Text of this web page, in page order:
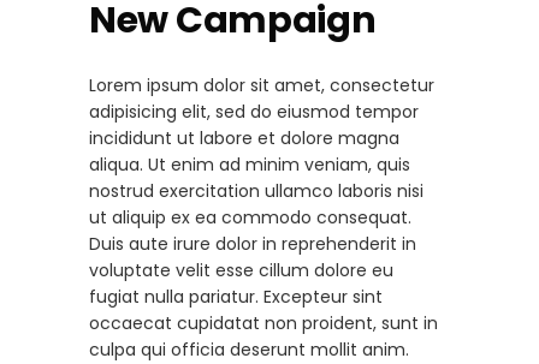
New Campaign
Lorem ipsum dolor sit amet, consectetur
adipisicing elit, sed do eiusmod tempor
incididunt ut labore et dolore magna
aliqua. Ut enim ad minim veniam, quis
nostrud exercitation ullamco laboris nisi
ut aliquip ex ea commodo consequat.
Duis aute irure dolor in reprehenderit in
voluptate velit esse cillum dolore eu
fugiat nulla pariatur. Excepteur sint
occaecat cupidatat non proident, sunt in
culpa qui officia deserunt mollit anim.